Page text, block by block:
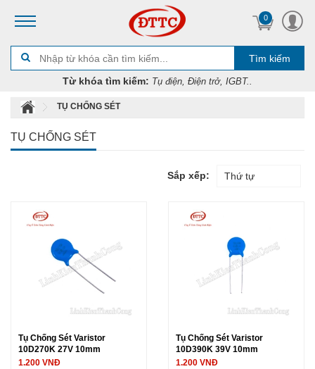
0
Tìm kiếm
Từ khóa tìm kiếm: Tụ điện, Điện trở, IGBT..
TỤ CHỐNG SÉT
TỤ CHỐNG SÉT
Sắp xếp: Thứ tự
Tụ Chống Sét Varistor
10D270K 27V 10mm
1.200 VNĐ
Tụ Chống Sét Varistor
10D390K 39V 10mm
1.200 VNĐ